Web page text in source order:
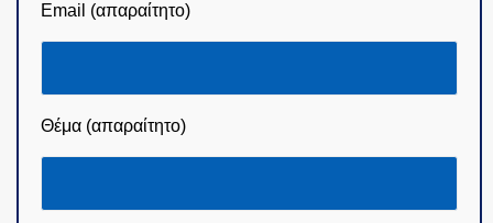
Email (απαραίτητο)
Θέμα (απαραίτητο)